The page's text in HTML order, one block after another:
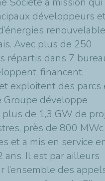
développeurs
Avec plus de 250
répartis dans 7
financent,
exploitent des parcs
Groupe développe
de 1,3 GW de
près de 800
et a mis en service
ans. Il est par ailleurs
l’ensemble des